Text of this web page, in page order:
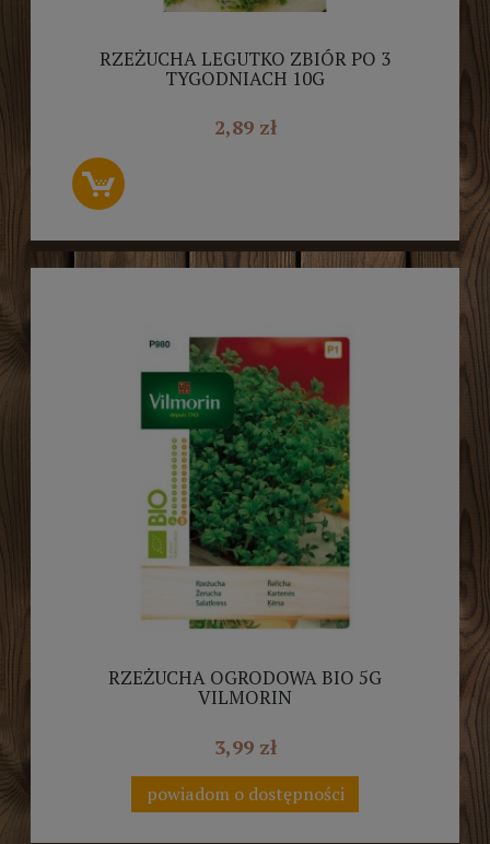
RZEŻUCHA LEGUTKO ZBIÓR PO 3
TYGODNIACH 10G
2,89 zł
RZEŻUCHA OGRODOWA BIO 5G
VILMORIN
3,99 zł
powiadom o dostępności